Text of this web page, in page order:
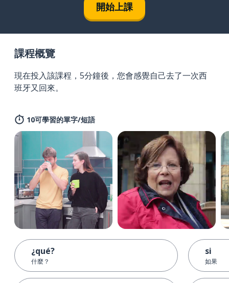
開始上課
課程概覽
現在投入該課程，5分鐘後，您會感覺自己去了一次西
班牙又回來。
10可學習的單字/短語
¿qué?
什麼？
si
如果